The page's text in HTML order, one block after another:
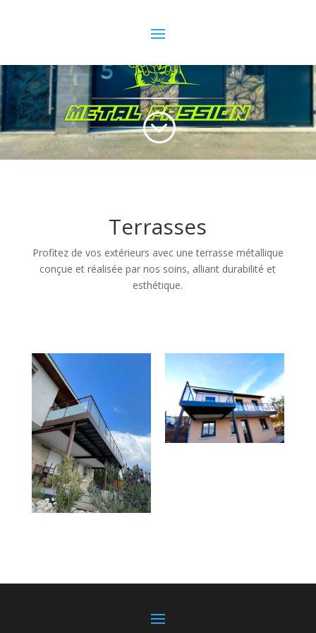
;
Terrasses
Profitez de vos extérieurs avec une terrasse métallique
conçue et réalisée par nos soins, alliant durabilité et
esthétique.